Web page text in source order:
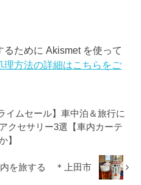
るために Akismet を使って
理方法の詳細はこちらをご
イムセール】車中泊＆旅行に
クセサリー3選【車内カーテ
】
を旅する ＊上田市